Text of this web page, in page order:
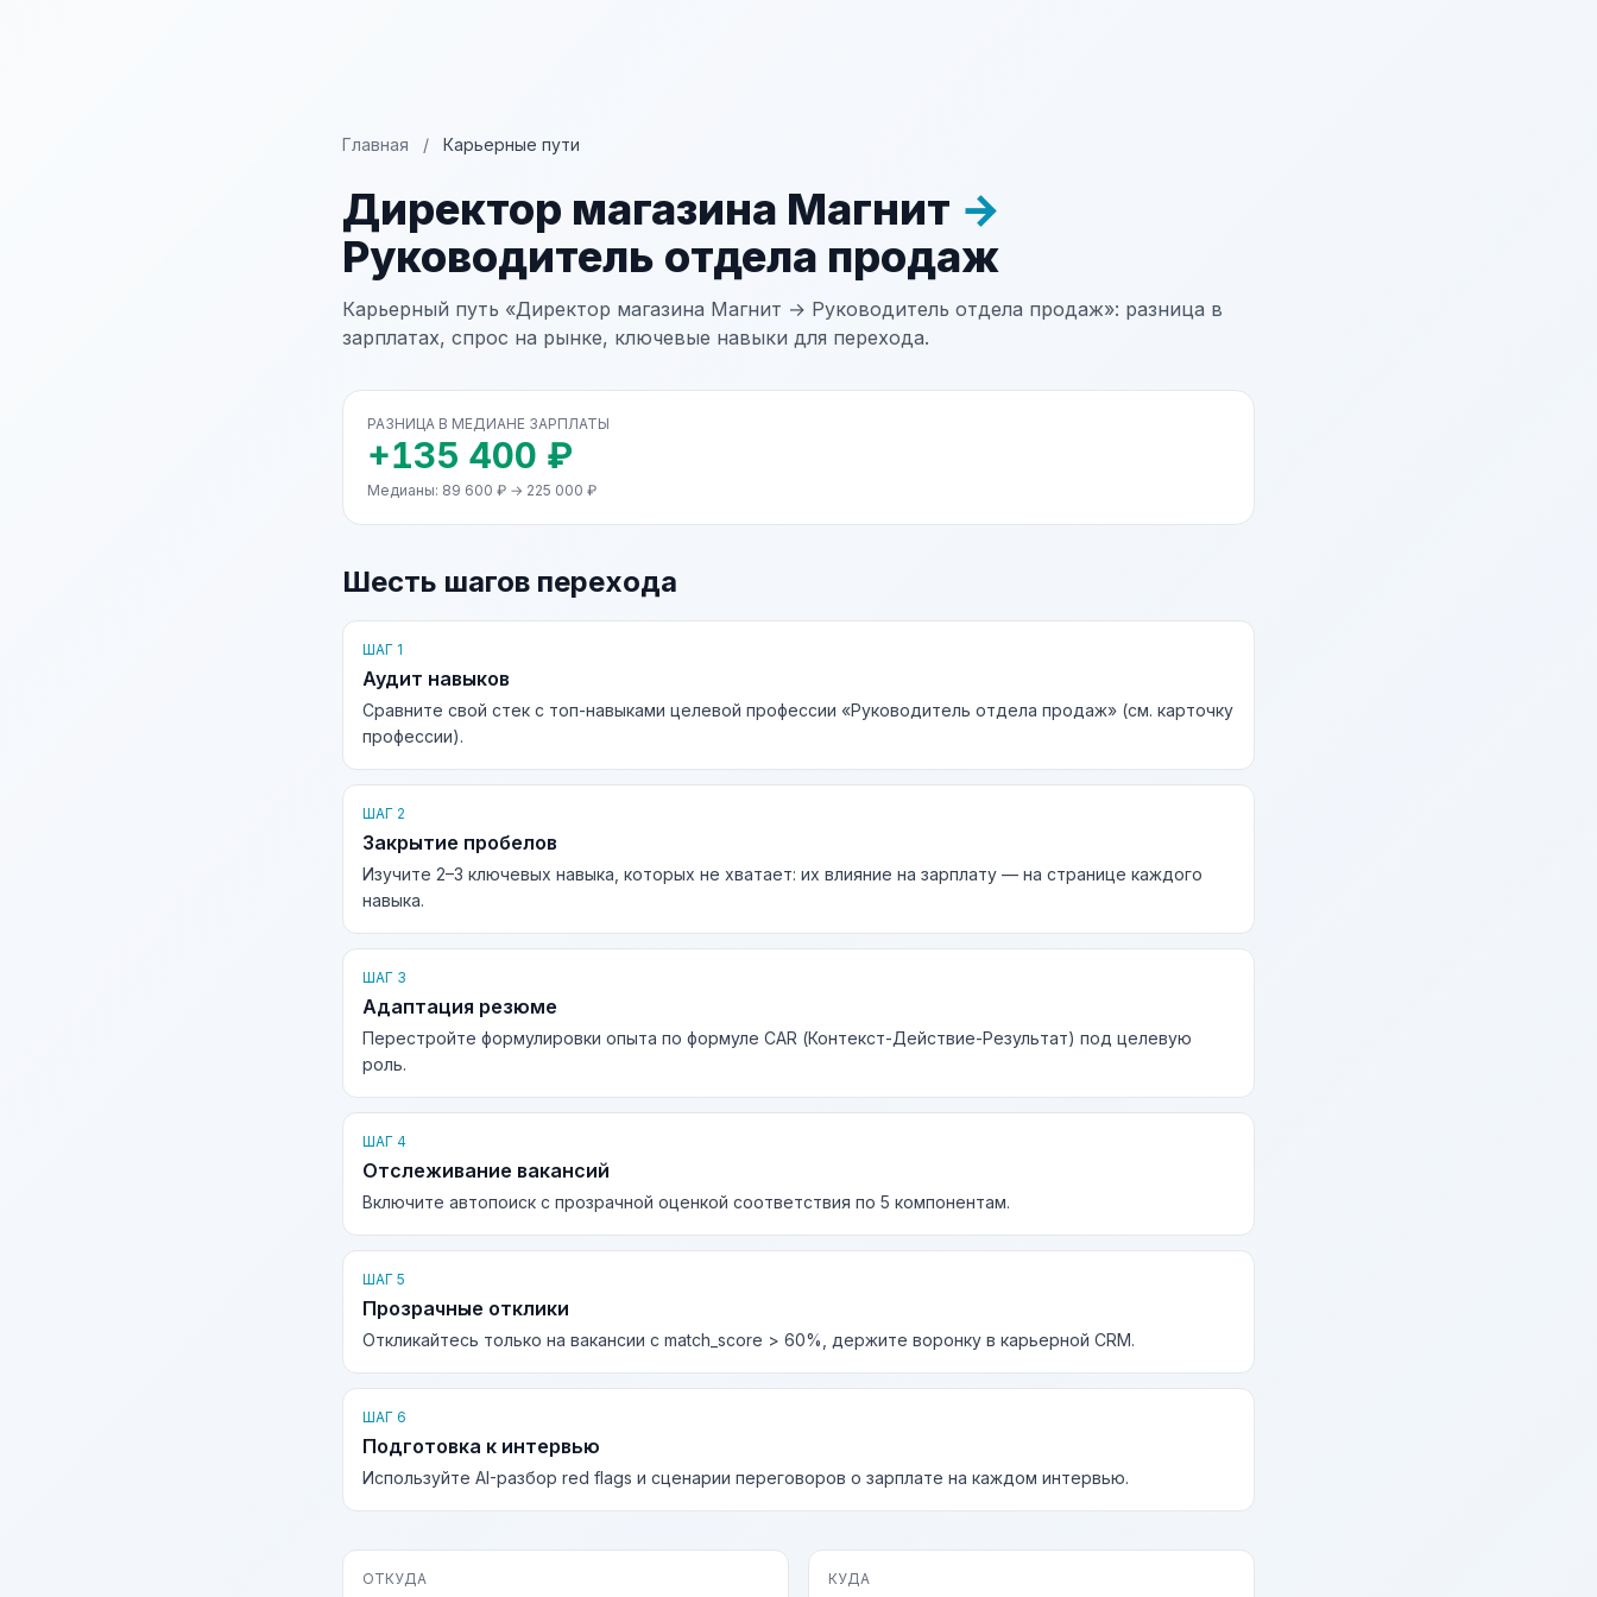
Главная / Карьерные пути
Директор магазина Магнит →
Руководитель отдела продаж
Карьерный путь «Директор магазина Магнит → Руководитель отдела продаж»: разница в
зарплатах, спрос на рынке, ключевые навыки для перехода.
РАЗНИЦА В МЕДИАНЕ ЗАРПЛАТЫ
+135 400 ₽
Медианы: 89 600 ₽ → 225 000 ₽
Шесть шагов перехода
ШАГ 1
Аудит навыков
Сравните свой стек с топ-навыками целевой профессии «Руководитель отдела продаж» (см. карточку
профессии).
ШАГ 2
Закрытие пробелов
Изучите 2–3 ключевых навыка, которых не хватает: их влияние на зарплату — на странице каждого
навыка.
ШАГ 3
Адаптация резюме
Перестройте формулировки опыта по формуле CAR (Контекст-Действие-Результат) под целевую
роль.
ШАГ 4
Отслеживание вакансий
Включите автопоиск с прозрачной оценкой соответствия по 5 компонентам.
ШАГ 5
Прозрачные отклики
Откликайтесь только на вакансии с match_score > 60%, держите воронку в карьерной CRM.
ШАГ 6
Подготовка к интервью
Используйте AI-разбор red flags и сценарии переговоров о зарплате на каждом интервью.
ОТКУДА КУДА